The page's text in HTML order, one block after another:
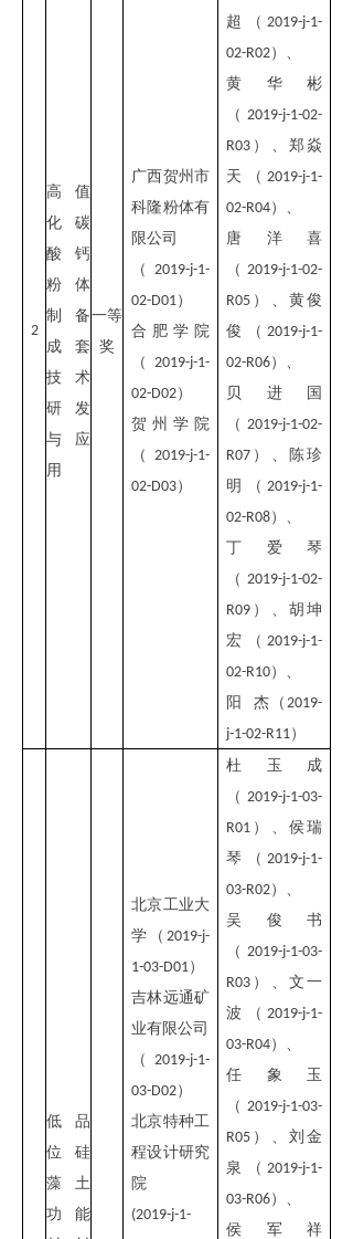
2
高值
化碳
酸钙
粉体
制备
成套
技术
研发
与应
用
一等
奖
广西贺州市
科隆粉体有
限公司
（ 2019-j-1-
02-D01）
合肥学院
（ 2019-j-1-
02-D02）
贺州学院
（ 2019-j-1-
02-D03）
超 （ 2019-j-1-
02-R02） 、
黄华彬
（ 2019-j-1-02-
R03 ） 、 郑焱
天
（ 2019-j-1-
02-R04） 、
唐洋喜
（ 2019-j-1-02-
R05 ） 、 黄俊
俊
（ 2019-j-1-
02-R06） 、
贝进国
（ 2019-j-1-02-
R07 ） 、
陈珍
明
（ 2019-j-1-
02-R08） 、
丁爱琴
（ 2019-j-1-02-
R09 ）、胡坤
宏（ 2019-j-1-
02-R10）、
阳 杰（ 2019-
j-1-02-R11）
低品
位硅
藻土
功能
北京工业大
学（ 2019-j-
1-03-D01）
吉林远通矿
业有限公司
（ 2019-j-1-
03-D02）
北京特种工
程设计研究
院
(2019-j-1-
杜玉成
（ 2019-j-1-03-
R01 ） 、 侯瑞
琴（ 2019-j-1-
03-R02） 、
吴俊书
（ 2019-j-1-03-
R03 ） 、 文一
波（ 2019-j-1-
03-R04） 、
任象玉
（ 2019-j-1-03-
R05 ） 、刘 金
泉（ 2019-j-1-
03-R06） 、
侯军祥